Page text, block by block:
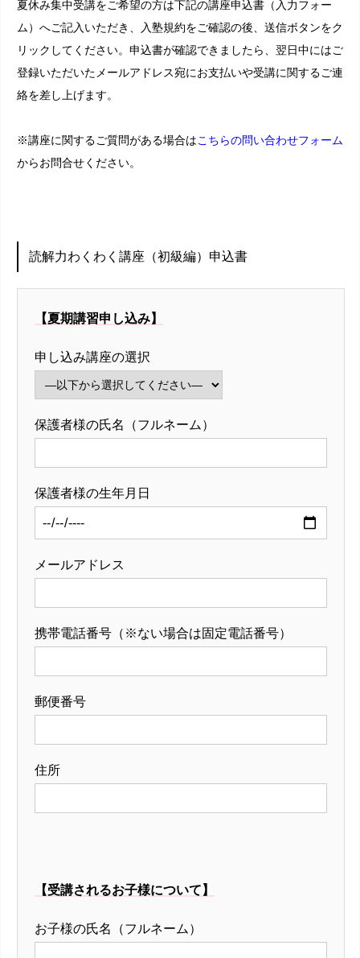
夏休み集中受講をご希望の方は下記の講座申込書（入力フォー
ム）へご記入いただき、入塾規約をご確認の後、送信ボタンをク
リックしてください。申込書が確認できましたら、翌日中にはご
登録いただいたメールアドレス宛にお支払いや受講に関するご連
絡を差し上げます。
※講座に関するご質問がある場合はこちらの問い合わせフォーム
からお問合せください。
読解力わくわく講座（初級編）申込書
【夏期講習申し込み】
申し込み講座の選択
保護者様の氏名（フルネーム）
保護者様の生年月日
メールアドレス
携帯電話番号（※ない場合は固定電話番号）
郵便番号
住所
【受講されるお子様について】
お子様の氏名（フルネーム）